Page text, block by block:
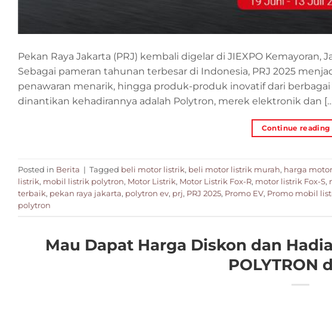
Pekan Raya Jakarta (PRJ) kembali digelar di JIEXPO Kemayoran,
Sebagai pameran tahunan terbesar di Indonesia, PRJ 2025
penawaran menarik, hingga produk-produk inovatif dari
dinantikan kehadirannya adalah Polytron, merek elektronik dan
Continue reading
Posted in Berita | Tagged beli motor listrik, beli motor listrik murah, harga
listrik, mobil listrik polytron, Motor Listrik, Motor Listrik Fox-R, motor listrik Fox-S,
terbaik, pekan raya jakarta, polytron ev, prj, PRJ 2025, Promo EV, Promo mobil
polytron
Mau Dapat Harga Diskon dan
POLYTRON